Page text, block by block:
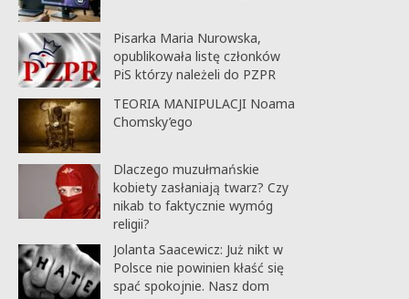
Pisarka Maria Nurowska,
opublikowała listę członków
PiS którzy należeli do PZPR
TEORIA MANIPULACJI Noama
Chomsky’ego
Dlaczego muzułmańskie
kobiety zasłaniają twarz? Czy
nikab to faktycznie wymóg
religii?
Jolanta Saacewicz: Już nikt w
Polsce nie powinien kłaść się
spać spokojnie. Nasz dom